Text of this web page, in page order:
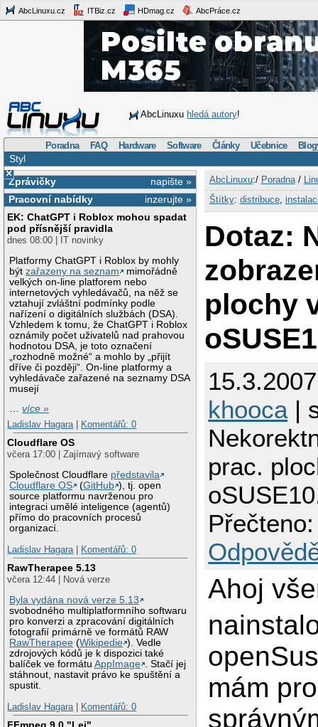
AbcLinuxu.cz ITBiz.cz HDmag.cz AbcPráce.cz
AbcLinuxu hledá autory!
Poradna FAQ Hardware Software Články Učebnice
Styl
×
napište »
Zprávičky
inzerujte »
Pracovní nabídky
EK: ChatGPT i Roblox mohou spadat
pod přísnější pravidla
dnes 08:00 | IT novinky
Platformy ChatGPT i Roblox by mohly
býtzařazeny na seznam
mimořádně
velkých on-line platforem nebo
internetových vyhledávačů, na něž se
vztahují zvláštní podmínky podle
nařízení o digitálních službách (DSA).
Vzhledem k tomu, že ChatGPT i Roblox
oznámily počet uživatelů nad prahovou
hodnotou DSA, je toto označení
„rozhodně možné“ a mohlo by „přijít
dříve či později“. On-line platformy a
vyhledávače zařazené na seznamy DSA
musejí
…více »
Ladislav Hagara
Komentářů: 0
Cloudflare OS
včera 17:00 | Zajímavý software
Společnost Cloudflare představila
Cloudflare OS
(GitHub ), tj. open
source platformu navrženou pro
integraci umělé inteligence (agentů)
přímo do pracovních procesů
organizací.
Ladislav Hagara
Komentářů: 0
RawTherapee 5.13
včera 12:44 | Nová verze
Byla vydána nová verze 5.13
svobodného multiplatformního softwaru
pro konverzi a zpracování digitálních
fotografií primárně ve formátů RAW
RawTherapee (Wikipedie ). Vedle
zdrojových kódů je k dispozici také
balíček ve formátuAppImage . Stačí jej
stáhnout, nastavit právo ke spuštění a
spustit.
Ladislav Hagara
Komentářů: 0
AbcLinuxu:/ Poradna/
Štítky: distribuce,
Dotaz:
plochy
khooca|
prac.
Ahoj
mám